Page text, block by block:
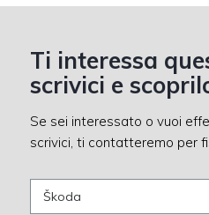
Ti interessa
scrivici e
Se sei interessato o vuoi
scrivici, ti contatteremo per